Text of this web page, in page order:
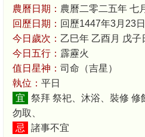
農曆日期： 農曆二零二五年 七
回歷日期： 回歷1447年3月23日
今日歲次： 乙巳年 乙酉月 戊子
今日五行： 霹靂火
值日星神： 司命（吉星）
執位： 平日
宜
祭拜 祭祀、沐浴、裝修
勿取、
忌
諸事不宜